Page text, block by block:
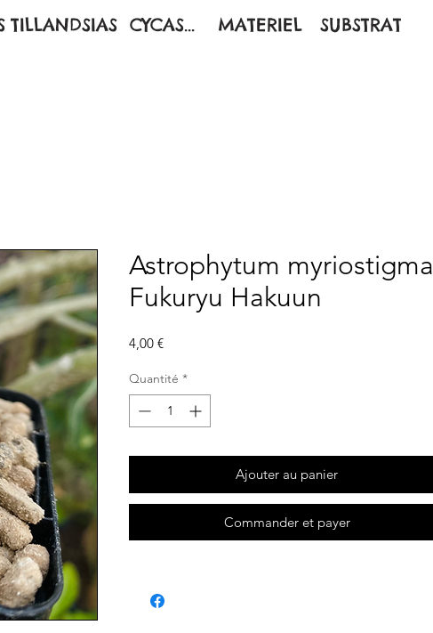
TILLANDSIAS CYCAS... MATERIEL SUBSTRAT
Astrophytum myriostigma
Fukuryu Hakuun
4,00 €Prix
Quantité *
Ajouter au panier
Commander et payer